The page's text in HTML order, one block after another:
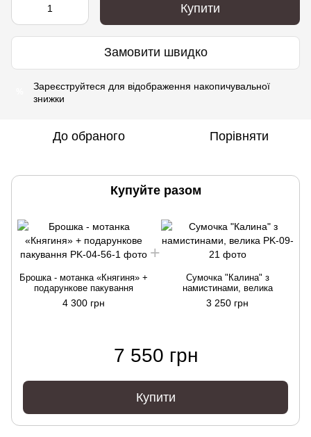
Купити
Замовити швидко
Зареєструйтеся для відображення накопичувальної
знижки
До обраного Порівняти
Купуйте разом
Брошка - мотанка «Княгиня» +
подарункове пакування
4 300 грн
Сумочка "Калина" з
намистинами, велика
3 250 грн
7 550 грн
Купити